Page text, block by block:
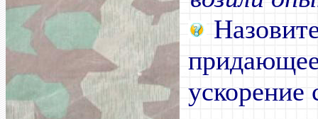
ускорение